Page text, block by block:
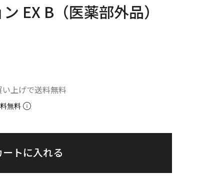
EX B（医薬部外品）
上げで送料無料
無料
ートに入れる